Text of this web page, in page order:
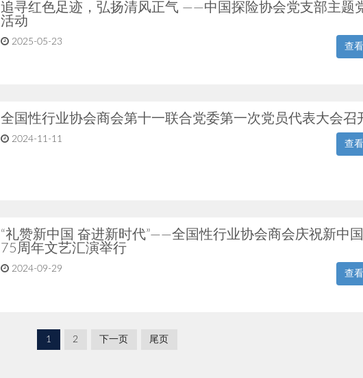
追寻红色足迹，弘扬清风正气 ——中国探险协会党支部主题
活动
2025-05-23 查
全国性行业协会商会第十一联合党委第一次党员代表大会召
2024-11-11 查
“礼赞新中国 奋进新时代”——全国性行业协会商会庆祝新中
75周年文艺汇演举行
2024-09-29 查
1 2 下一页 尾页